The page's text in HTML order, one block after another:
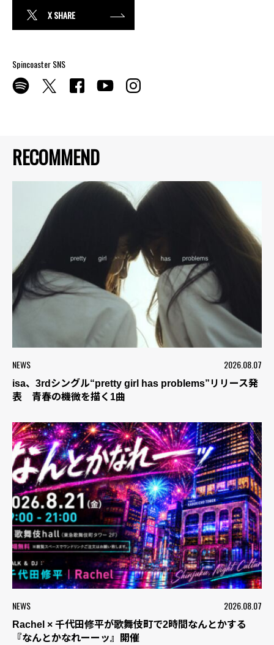
RECOMMEND
NEWS 2026.08.07
isa、3rdシングル“pretty girl has problems”リリース発
表 青春の機微を描く1曲
NEWS 2026.08.07
Rachel × 千代田修平が歌舞伎町で2時間なんとかする
『なんとかなれーーッ』開催
X SHARE
Spincoaster SNS